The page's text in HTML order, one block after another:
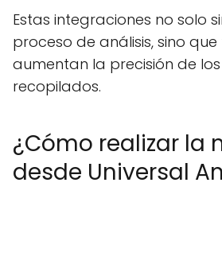
Estas integraciones no solo
proceso de análisis, sino
aumentan la precisión de
recopilados.
¿Cómo realizar la
desde Universal